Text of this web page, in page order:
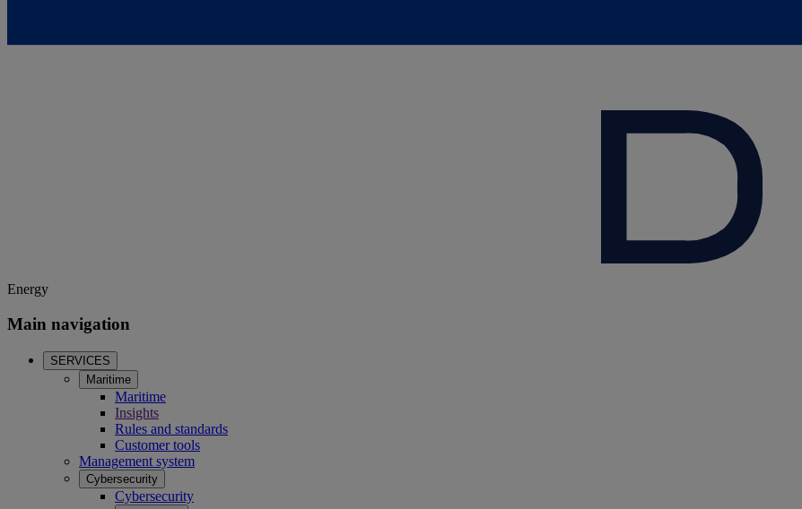
Energy
Main navigation
SERVICES
Maritime
Maritime
Insights
Rules and standards
Customer tools
Management system
Cybersecurity
Cybersecurity